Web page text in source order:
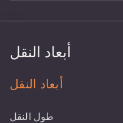
أبعاد النقل
أبعاد النقل
طول النقل